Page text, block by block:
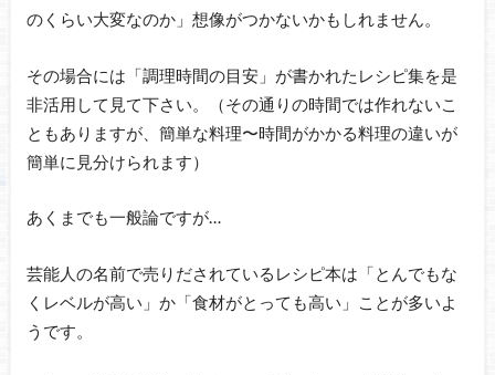
のくらい大変なのか」想像がつかないかもしれません。
その場合には「調理時間の目安」が書かれたレシピ集を是
非活用して見て下さい。（その通りの時間では作れないこ
ともありますが、簡単な料理〜時間がかかる料理の違いが
簡単に見分けられます）
あくまでも一般論ですが…
芸能人の名前で売りだされているレシピ本は「とんでもな
くレベルが高い」か「食材がとっても高い」ことが多いよ
うです。